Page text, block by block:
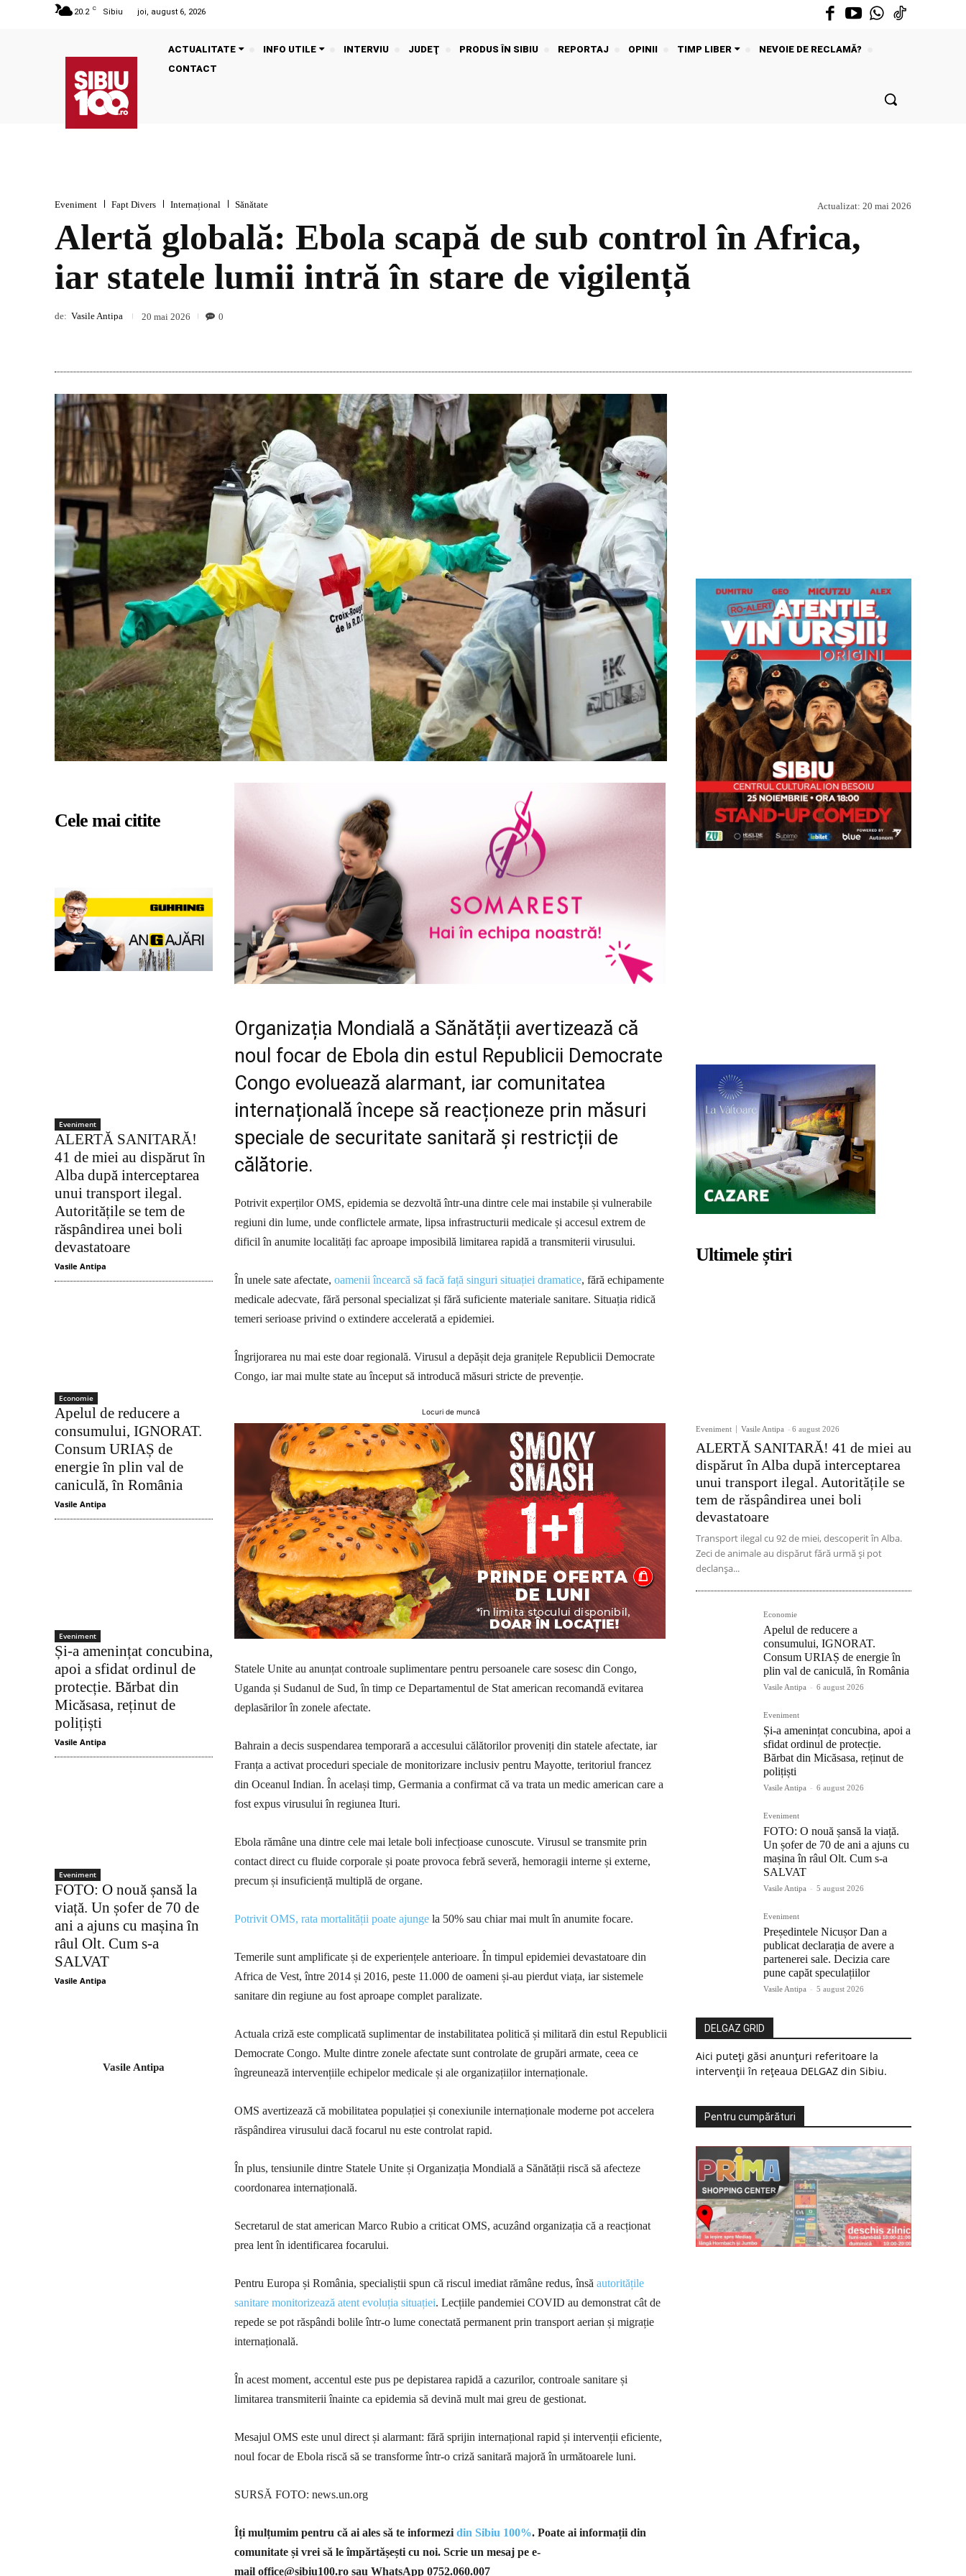
20.2 C Sibiu joi, august 6, 2026
ACTUALITATE INFO UTILE INTERVIU JUDEŢ PRODUS ÎN SIBIU REPORTAJ OPINII TIMP LIBER
NEVOIE DE RECLAMĂ?
CONTACT
Eveniment Fapt Divers Internațional Sănătate Actualizat: 20 mai 2026
Alertă globală: Ebola scapă de sub control în Africa,
iar statele lumii intră în stare de vigilență
de: Vasile Antipa 20 mai 2026 0
Cele mai citite
Eveniment
ALERTĂ SANITARĂ!
41 de miei au dispărut în
Alba după interceptarea
unui transport ilegal.
Autoritățile se tem de
răspândirea unei boli
devastatoare
Vasile Antipa
Economie
Apelul de reducere a
consumului, IGNORAT.
Consum URIAȘ de
energie în plin val de
caniculă, în România
Vasile Antipa
Eveniment
Și-a amenințat concubina,
apoi a sfidat ordinul de
protecție. Bărbat din
Micăsasa, reținut de
polițiști
Vasile Antipa
Eveniment
FOTO: O nouă șansă la
viață. Un șofer de 70 de
ani a ajuns cu mașina în
râul Olt. Cum s-a
SALVAT
Vasile Antipa
Vasile Antipa
Organizația Mondială a Sănătății avertizează că
noul focar de Ebola din estul Republicii Democrate
Congo evoluează alarmant, iar comunitatea
internațională începe să reacționeze prin măsuri
speciale de securitate sanitară și restricții de
călătorie.
Potrivit experților OMS, epidemia se dezvoltă într-una dintre cele mai instabile și vulnerabile
regiuni din lume, unde conflictele armate, lipsa infrastructurii medicale și accesul extrem de
dificil în anumite localități fac aproape imposibilă limitarea rapidă a transmiterii virusului.
În unele sate afectate, oamenii încearcă să facă față singuri situației dramatice, fără echipamente
medicale adecvate, fără personal specializat și fără suficiente materiale sanitare. Situația ridică
temeri serioase privind o extindere accelerată a epidemiei.
Îngrijorarea nu mai este doar regională. Virusul a depășit deja granițele Republicii Democrate
Congo, iar mai multe state au început să introducă măsuri stricte de prevenție.
Locuri de muncă
Statele Unite au anunțat controale suplimentare pentru persoanele care sosesc din Congo,
Uganda și Sudanul de Sud, în timp ce Departamentul de Stat american recomandă evitarea
deplasărilor în zonele afectate.
Bahrain a decis suspendarea temporară a accesului călătorilor proveniți din statele afectate, iar
Franța a activat proceduri speciale de monitorizare inclusiv pentru Mayotte, teritoriul francez
din Oceanul Indian. În același timp, Germania a confirmat că va trata un medic american care a
fost expus virusului în regiunea Ituri.
Ebola rămâne una dintre cele mai letale boli infecțioase cunoscute. Virusul se transmite prin
contact direct cu fluide corporale și poate provoca febră severă, hemoragii interne și externe,
precum și insuficiență multiplă de organe.
Potrivit OMS, rata mortalității poate ajunge la 50% sau chiar mai mult în anumite focare.
Temerile sunt amplificate și de experiențele anterioare. În timpul epidemiei devastatoare din
Africa de Vest, între 2014 și 2016, peste 11.000 de oameni și-au pierdut viața, iar sistemele
sanitare din regiune au fost aproape complet paralizate.
Actuala criză este complicată suplimentar de instabilitatea politică și militară din estul Republicii
Democrate Congo. Multe dintre zonele afectate sunt controlate de grupări armate, ceea ce
îngreunează intervențiile echipelor medicale și ale organizațiilor internaționale.
OMS avertizează că mobilitatea populației și conexiunile internaționale moderne pot accelera
răspândirea virusului dacă focarul nu este controlat rapid.
În plus, tensiunile dintre Statele Unite și Organizația Mondială a Sănătății riscă să afecteze
coordonarea internațională.
Secretarul de stat american Marco Rubio a criticat OMS, acuzând organizația că a reacționat
prea lent în identificarea focarului.
Pentru Europa și România, specialiștii spun că riscul imediat rămâne redus, însă autoritățile
sanitare monitorizează atent evoluția situației. Lecțiile pandemiei COVID au demonstrat cât de
repede se pot răspândi bolile într-o lume conectată permanent prin transport aerian și migrație
internațională.
În acest moment, accentul este pus pe depistarea rapidă a cazurilor, controale sanitare și
limitarea transmiterii înainte ca epidemia să devină mult mai greu de gestionat.
Mesajul OMS este unul direct și alarmant: fără sprijin internațional rapid și intervenții eficiente,
noul focar de Ebola riscă să se transforme într-o criză sanitară majoră în următoarele luni.
SURSĂ FOTO: news.un.org
Îți mulțumim pentru că ai ales să te informezi din Sibiu 100%. Poate ai informații din
comunitate și vrei să le împărtășești cu noi. Scrie un mesaj pe e-
mail office@sibiu100.ro sau WhatsApp 0752.060.007
Ultimele știri
Eveniment Vasile Antipa - 6 august 2026
ALERTĂ SANITARĂ! 41 de miei au
dispărut în Alba după interceptarea
unui transport ilegal. Autoritățile se
tem de răspândirea unei boli
devastatoare
Transport ilegal cu 92 de miei, descoperit în Alba.
Zeci de animale au dispărut fără urmă și pot
declanșa...
Economie
Apelul de reducere a
consumului, IGNORAT.
Consum URIAȘ de energie în
plin val de caniculă, în România
Vasile Antipa - 6 august 2026
Eveniment
Și-a amenințat concubina, apoi a
sfidat ordinul de protecție.
Bărbat din Micăsasa, reținut de
polițiști
Vasile Antipa - 6 august 2026
Eveniment
FOTO: O nouă șansă la viață.
Un șofer de 70 de ani a ajuns cu
mașina în râul Olt. Cum s-a
SALVAT
Vasile Antipa - 5 august 2026
Eveniment
Președintele Nicușor Dan a
publicat declarația de avere a
partenerei sale. Decizia care
pune capăt speculațiilor
Vasile Antipa - 5 august 2026
DELGAZ GRID
Aici puteți găsi anunțuri referitoare la
intervenții în rețeaua DELGAZ din Sibiu.
Pentru cumpărături